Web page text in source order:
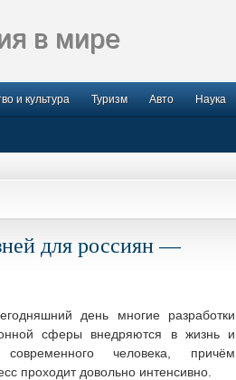
в мире
и культура Туризм Авто Наука
для россиян —
день многие разработки
сферы внедряются в жизнь и
человека, причём
проходит довольно интенсивно.